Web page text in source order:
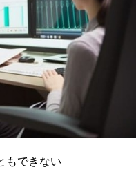
もできない